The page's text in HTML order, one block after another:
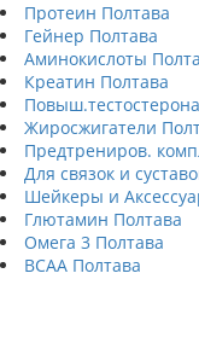
Протеин Полтава
Гейнер Полтава
Аминокислоты
Креатин Полтава
Жиросжигатели
Предтрениров.
Для связок и
Шейкеры и
Глютамин Полтава
Омега 3 Полтава
BCAA Полтава